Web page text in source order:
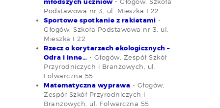
Podstawowa nr 3, ul. Mieszka I 22
Sportowe spotkanie z rakietami -
Głogów, Szkoła Podstawowa nr 3, ul.
Mieszka I 22
Rzecz o korytarzach ekologicznych –
Odra i inne… - Głogów, Zespół Szkół
Przyrodniczych i Branżowych, ul.
Folwarczna 55
Matematyczna wyprawa - Głogów,
Zespół Szkół Przyrodniczych i
Branżowych, ul. Folwarczna 55